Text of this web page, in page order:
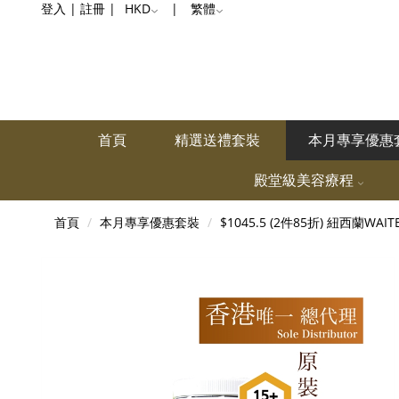
登入 | 註冊 | HKD | 繁體
首頁 精選送禮套裝 本月專享優
殿堂級美容療程
首頁 本月專享優惠套裝 $1045.5 (2件85折) 紐西蘭